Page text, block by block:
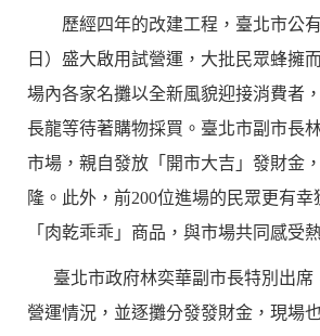
歷經四年的改建工程，臺北市公有
日）盛大啟用試營運，大批民眾蜂擁
場內各家名攤以全新風貌迎接消費者
長龍等待著購物採買。臺北市副市長
市場，親自發放「開市大吉」發財金
隆。此外，前200位進場的民眾更有
「肉乾乖乖」商品，與市場共同感受
臺北市政府林奕華副市長特別出席
營運情況，並逐攤分發發財金，現場